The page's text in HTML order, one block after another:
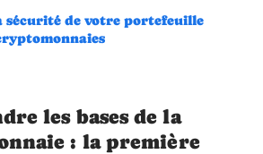
sécurité de votre portefeuille
les bases de la
: la première